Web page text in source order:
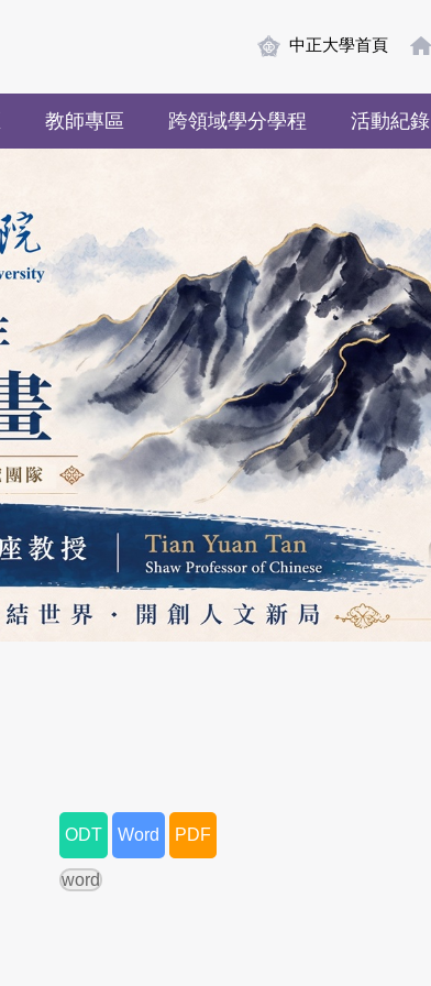
中正大學首頁
教師專區 跨領域學分學程 活動紀錄
ODT Word PDF
word